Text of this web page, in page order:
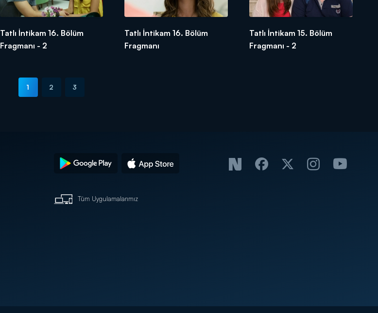
Tatlı İntikam 16. Bölüm
Fragmanı - 2
Tatlı İntikam 16. Bölüm
Fragmanı
Tatlı İntikam 15. Bölüm
Fragmanı - 2
1 2 3
Tüm Uygulamalarımız